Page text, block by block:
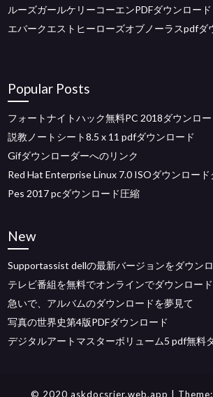
ルーズガールケリーコーエンPDFダウンロード
エバークエストヒーローズオブノーラスpdfダ
Popular Posts
フォートナイトハック無料PC 2018ダウンロ
説教ノートシート8.5 x 11 pdfダウンロード
Gifダウンローダーへのリンク
Red Hat Enterprise Linux 7.0 ISOダウンロード
Pes 2017 pcダウンロード圧縮
New
Supportassist dellの最新バージョンをダウン
テレビ番組を無料でオンラインでダウンロー
急いで、アルバムのダウンロードを夢見て
写真の世界史第4版PDFダウンロード
デジタルアートマスターボリューム5 pdf無料
© 2020 askdocsrier.web.app | Theme: